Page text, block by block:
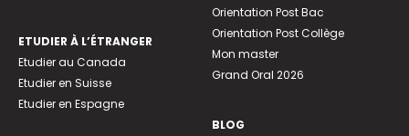
ETUDIER À L’ÉTRANGER
Etudier au Canada
Etudier en Suisse
Etudier en Espagne
Orientation Post Bac
Orientation Post Collège
Mon master
Grand Oral 2026
BLOG